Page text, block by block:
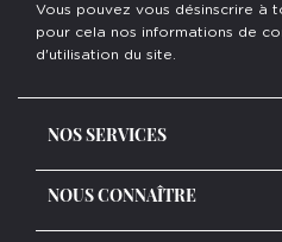
Vous pouvez vous désinscrire à
pour cela nos informations de
d'utilisation du site.
NOS SERVICES
NOUS CONNAÎTRE